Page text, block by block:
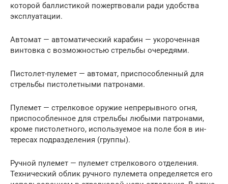
которой баллистикой пожертвовали ради удобства
эксплуатации.
Автомат — автоматический карабин — укороченная
винтовка с возможно­стью стрельбы очередями.
Пистолет-пулемет — автомат, приспособленный для
стрельбы пистолет­ными патронами.
Пулемет — стрелковое оружие непрерывного огня,
приспособленное для стрельбы любыми патронами,
кроме пистолетного, используемое на поле боя в ин­
тересах подразделения (группы).
Ручной пулемет — пулемет стрелкового отделения.
Технический облик ручно­го пулемета определяется его